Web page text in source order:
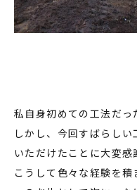
私自身初めての工法だっ
しかし、今回すばらし
いただけたことに大変感
こうして色々な経験を